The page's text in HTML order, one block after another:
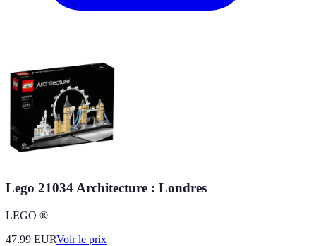
Lego 21034 Architecture : Londres
LEGO ®
47.99 EURVoir le prix